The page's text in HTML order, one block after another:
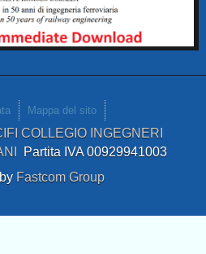
Mappa del sito
COLLEGIO INGEGNERI
Partita IVA 00929941003
Fastcom Group